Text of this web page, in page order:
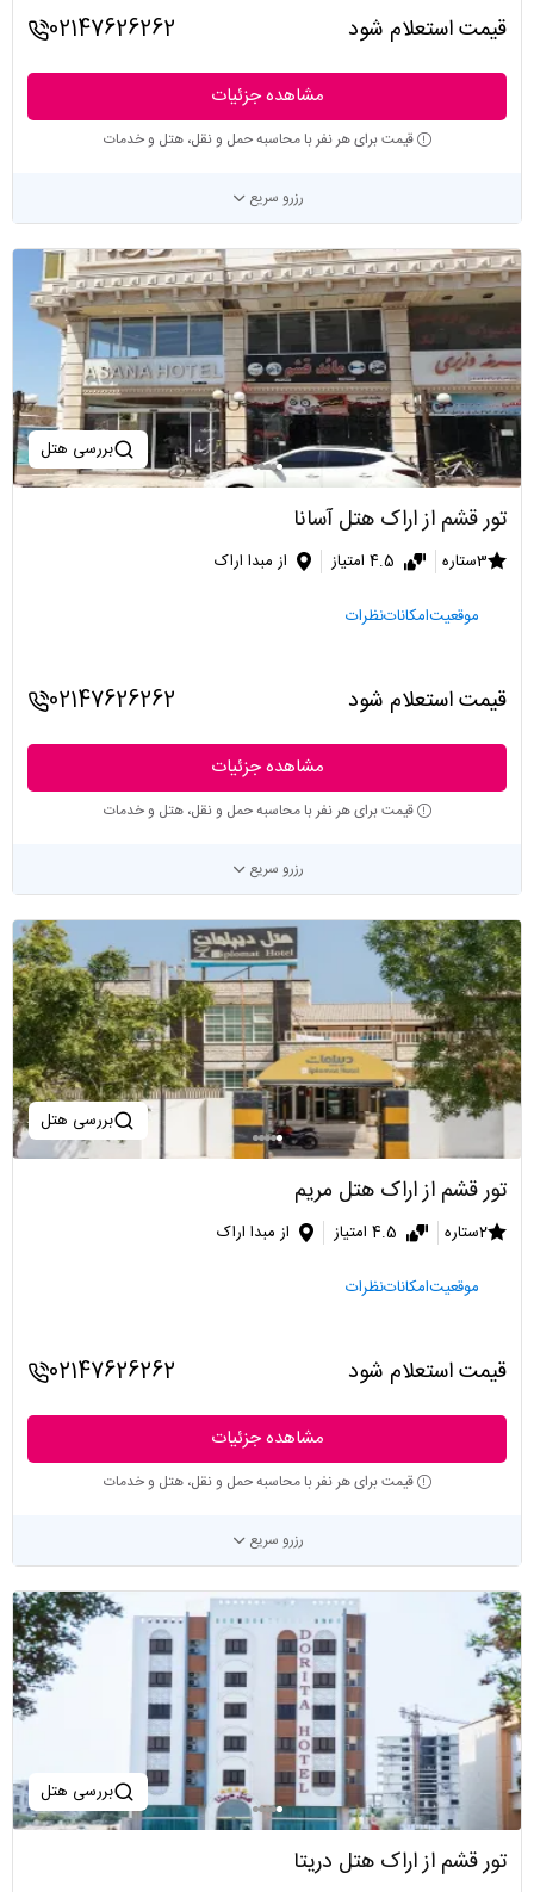
قیمت استعلام شود 02147626262
مشاهده جزئیات
قیمت برای هر نفر با محاسبه حمل و نقل، هتل و خدمات
رزرو سریع
بررسی هتل
تور قشم از اراک هتل آسانا
3ستاره 4.5 امتیاز از مبدا اراک
موقعیتامکاناتنظرات
قیمت استعلام شود 02147626262
مشاهده جزئیات
قیمت برای هر نفر با محاسبه حمل و نقل، هتل و خدمات
رزرو سریع
بررسی هتل
تور قشم از اراک هتل مریم
2ستاره 4.5 امتیاز از مبدا اراک
موقعیتامکاناتنظرات
قیمت استعلام شود 02147626262
مشاهده جزئیات
قیمت برای هر نفر با محاسبه حمل و نقل، هتل و خدمات
رزرو سریع
بررسی هتل
تور قشم از اراک هتل دریتا